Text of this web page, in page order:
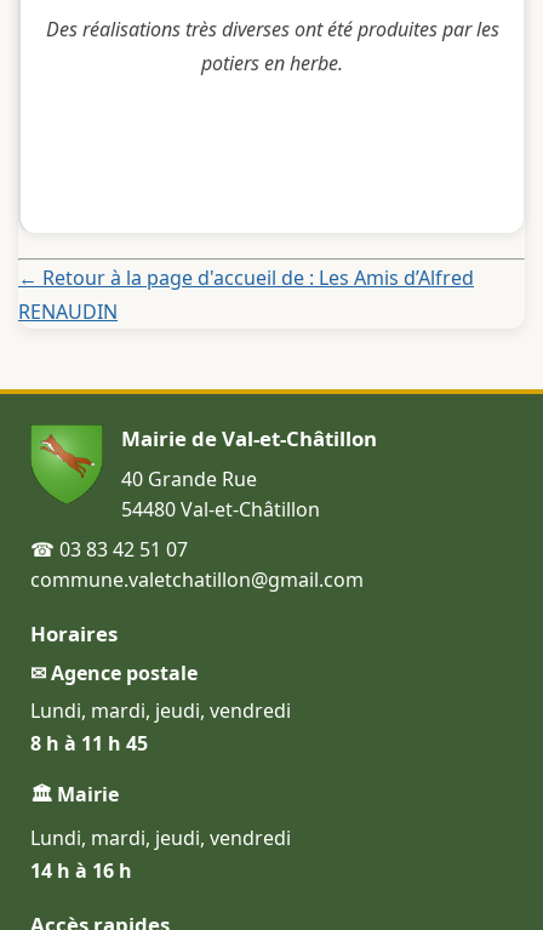
Des réalisations très diverses ont été produites par les
potiers en herbe.
← Retour à la page d'accueil de : Les Amis d’Alfred
RENAUDIN
Mairie de Val-et-Châtillon
40 Grande Rue
54480 Val-et-Châtillon
☎ 03 83 42 51 07
commune.valetchatillon@gmail.com
Horaires
✉ Agence postale
Lundi, mardi, jeudi, vendredi
8 h à 11 h 45
🏛 Mairie
Lundi, mardi, jeudi, vendredi
14 h à 16 h